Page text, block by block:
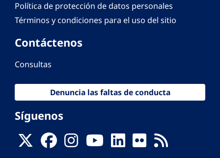
Política de protección de datos personales
Términos y condiciones para el uso del sitio
Contáctenos
Consultas
Denuncia las faltas de conducta
Síguenos